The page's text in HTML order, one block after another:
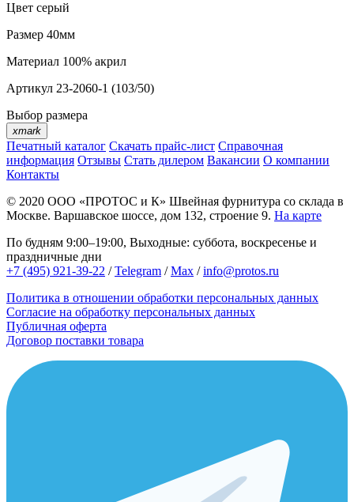
Цвет серый
Размер 40мм
Материал 100% акрил
Артикул 23-2060-1 (103/50)
Выбор размера
xmark
Печатный каталог Скачать прайс-лист Справочная
информация Отзывы Стать дилером Вакансии О компании
Контакты
© 2020 ООО «ПРОТОС и К» Швейная фурнитура со склада в
Москве. Варшавское шоссе, дом 132, строение 9. На карте
По будням 9:00–19:00, Выходные: суббота, воскресенье и
праздничные дни
+7 (495) 921-39-22 /Telegram /Max /info@protos.ru
Политика в отношении обработки персональных данных
Согласие на обработку персональных данных
Публичная оферта
Договор поставки товара